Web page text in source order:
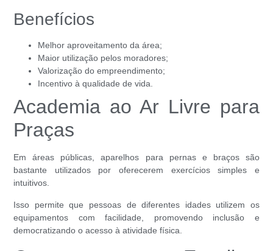
Benefícios
Melhor aproveitamento da área;
Maior utilização pelos moradores;
Valorização do empreendimento;
Incentivo à qualidade de vida.
Academia ao Ar Livre para
Praças
Em áreas públicas, aparelhos para pernas e braços são
bastante utilizados por oferecerem exercícios simples e
intuitivos.
Isso permite que pessoas de diferentes idades utilizem os
equipamentos com facilidade, promovendo inclusão e
democratizando o acesso à atividade física.